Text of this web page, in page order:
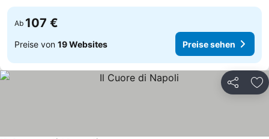
Ab 107 €
Preise von 19 Websites Preise sehen
Teilen